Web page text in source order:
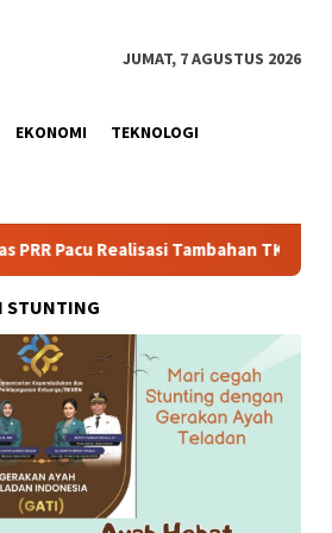
JUMAT, 7 AGUSTUS 2026
EKONOMI TEKNOLOGI
Tambahan TKD Aceh Rp1,65
STUNTING